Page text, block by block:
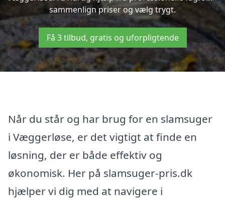
sammenlign priser og vælg trygt.
Få 3 tilbud, gratis og uforpligtende
Når du står og har brug for en slamsuger
i Væggerløse, er det vigtigt at finde en
løsning, der er både effektiv og
økonomisk. Her på slamsuger-pris.dk
hjælper vi dig med at navigere i